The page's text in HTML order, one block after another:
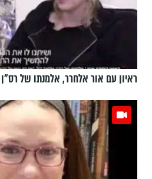
ראיון עם אור אלחרר, אלמנתו של